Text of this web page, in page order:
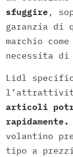
sfuggire ,
garanzia di
marchio
necessita
Lidl
articoli
rapidamente.
volantino
tipo a